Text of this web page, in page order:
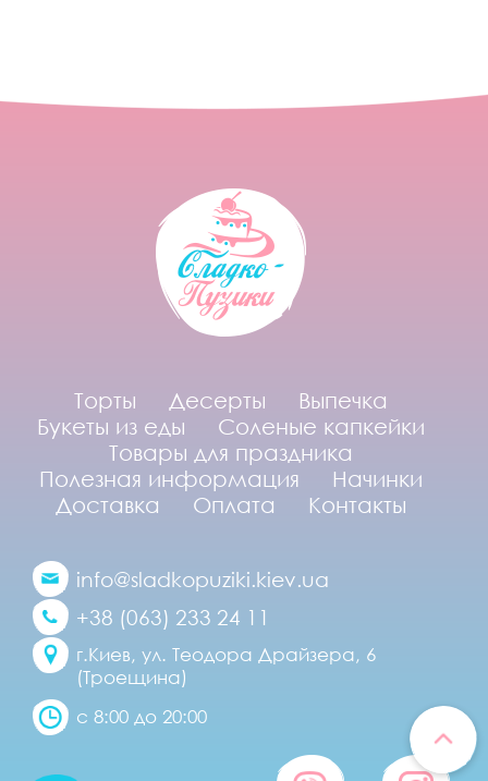
Торты Десерты
Выпечка
Букеты из еды
Соленые капкейки
Товары для праздника
Полезная информация
Начинки
Доставка
Оплата Контакты
info@sladkopuziki.kiev.ua
+38 (063) 233 24 11
г.Киев, ул. Теодора Драйзера, 6
(Троещина)
с 8:00 до 20:00